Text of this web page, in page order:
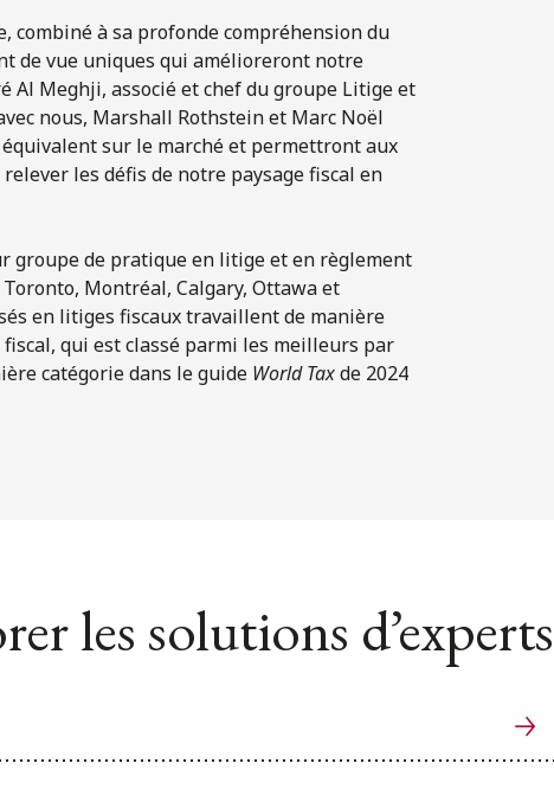
combiné à sa profonde compréhension du
de vue uniques qui amélioreront notre
Al Meghji, associé et chef du groupe Litige et
nous, Marshall Rothstein et Marc Noël
sur le marché et permettront aux
les défis de notre paysage fiscal en
groupe de pratique en litige et en règlement
Montréal, Calgary, Ottawa et
en litiges fiscaux travaillent de manière
qui est classé parmi les meilleurs par
catégorie dans le guide World Taxde 2024
les solutions d’experts